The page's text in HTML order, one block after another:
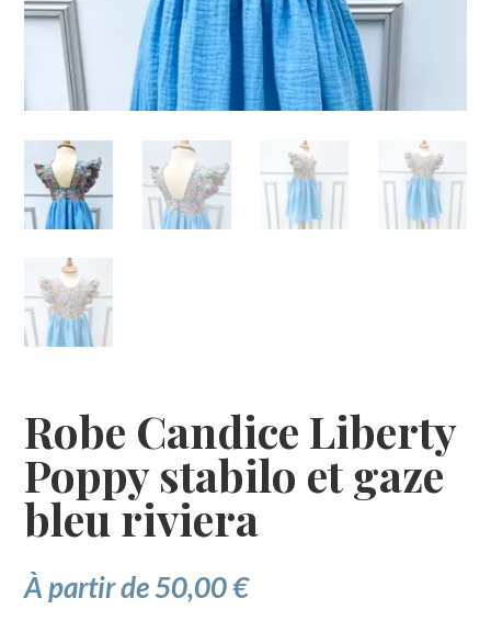
Robe Candice Liberty
Poppy stabilo et gaze
bleu riviera
À partir de50,00€